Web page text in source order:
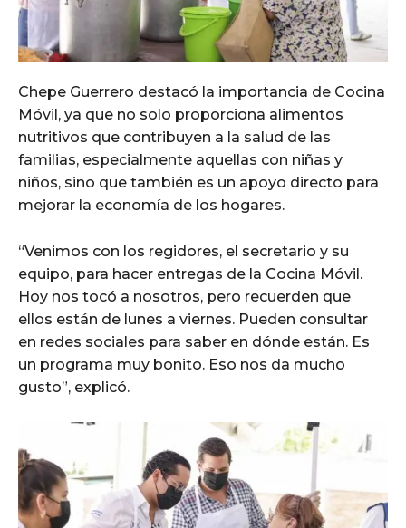
Chepe Guerrero destacó la importancia de Cocina
Móvil, ya que no solo proporciona alimentos
nutritivos que contribuyen a la salud de las
familias, especialmente aquellas con niñas y
niños, sino que también es un apoyo directo para
mejorar la economía de los hogares.
“Venimos con los regidores, el secretario y su
equipo, para hacer entregas de la Cocina Móvil.
Hoy nos tocó a nosotros, pero recuerden que
ellos están de lunes a viernes. Pueden consultar
en redes sociales para saber en dónde están. Es
un programa muy bonito. Eso nos da mucho
gusto”, explicó.